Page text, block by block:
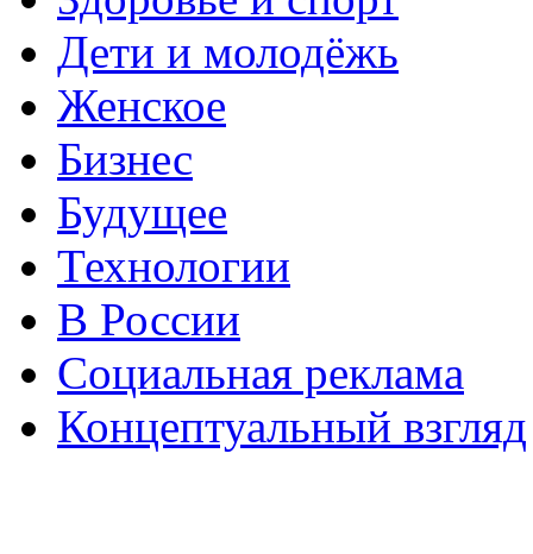
Дети и молодёжь
Женское
Бизнес
Будущее
Технологии
В России
Социальная реклама
Концептуальный взгляд